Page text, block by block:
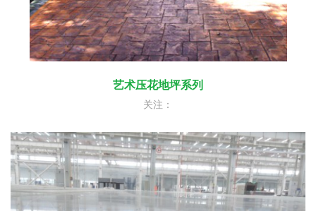
艺术压花地坪系列
关注：